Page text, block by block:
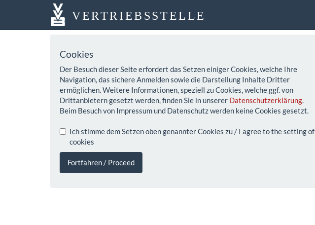
VERTRIEBSSTELLE
Cookies
Der Besuch dieser Seite erfordert das Setzen einiger Cookies, welche Ihre
Navigation, das sichere Anmelden sowie die Darstellung Inhalte Dritter
ermöglichen. Weitere Informationen, speziell zu Cookies, welche ggf. von
Drittanbietern gesetzt werden, finden Sie in unserer Datenschutzerklärung.
Beim Besuch von Impressum und Datenschutz werden keine Cookies gesetzt.
Ich stimme dem Setzen oben genannter Cookies zu / I agree to the setting of
cookies
Fortfahren / Proceed